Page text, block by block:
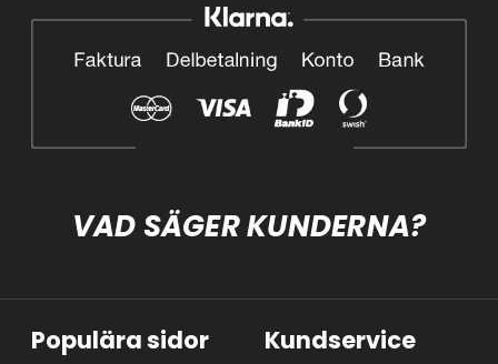
VAD SÄGER KUNDERNA?
Populära sidor Kundservice